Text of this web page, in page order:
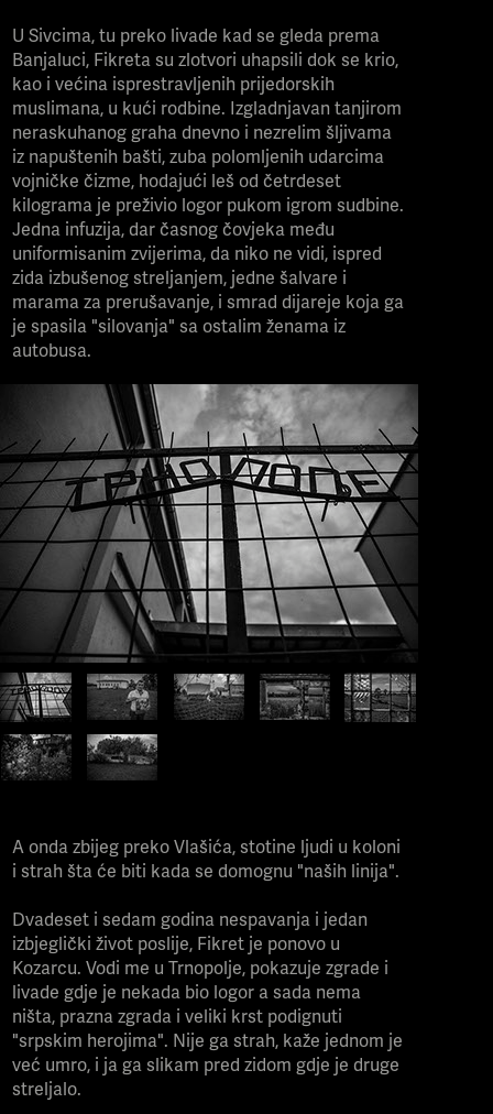
U Sivcima, tu preko livade kad se gleda prema
Banjaluci, Fikreta su zlotvori uhapsili dok se krio,
kao i većina isprestravljenih prijedorskih
muslimana, u kući rodbine. Izgladnjavan tanjirom
neraskuhanog graha dnevno i nezrelim šljivama
iz napuštenih bašti, zuba polomljenih udarcima
vojničke čizme, hodajući leš od četrdeset
kilograma je preživio logor pukom igrom sudbine.
Jedna infuzija, dar časnog čovjeka među
uniformisanim zvijerima, da niko ne vidi, ispred
zida izbušenog streljanjem, jedne šalvare i
marama za prerušavanje, i smrad dijareje koja ga
je spasila "silovanja" sa ostalim ženama iz
autobusa.
A onda zbijeg preko Vlašića, stotine ljudi u koloni
i strah šta će biti kada se domognu "naših linija".
Dvadeset i sedam godina nespavanja i jedan
izbjeglički život poslije, Fikret je ponovo u
Kozarcu. Vodi me u Trnopolje, pokazuje zgrade i
livade gdje je nekada bio logor a sada nema
ništa, prazna zgrada i veliki krst podignuti
"srpskim herojima". Nije ga strah, kaže jednom je
već umro, i ja ga slikam pred zidom gdje je druge
streljalo.